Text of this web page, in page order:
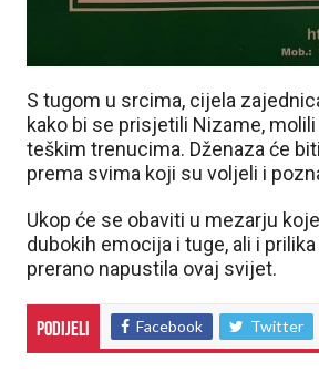
S tugom u srcima, cijela
kako bi se prisjetili Nizame,
teškim trenucima. Dženaza će
prema svima koji su voljeli i
Ukop će se obaviti u mezarju
dubokih emocija i tuge, ali i
prerano napustila ovaj svijet.
Podijeli Facebook Twitter